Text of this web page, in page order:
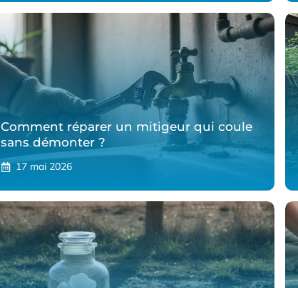
Comment réparer un mitigeur qui coule
sans démonter ?
17 mai 2026